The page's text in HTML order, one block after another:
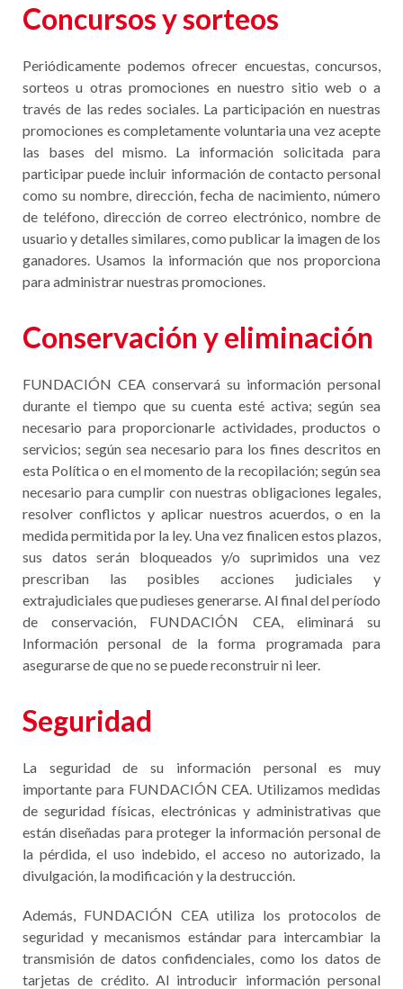
Concursos y sorteos
Periódicamente podemos ofrecer encuestas, concursos,
sorteos u otras promociones en nuestro sitio web o a
través de las redes sociales. La participación en nuestras
promociones es completamente voluntaria una vez acepte
las bases del mismo. La información solicitada para
participar puede incluir información de contacto personal
como su nombre, dirección, fecha de nacimiento, número
de teléfono, dirección de correo electrónico, nombre de
usuario y detalles similares, como publicar la imagen de los
ganadores. Usamos la información que nos proporciona
para administrar nuestras promociones.
Conservación y eliminación
FUNDACIÓN CEA conservará su información personal
durante el tiempo que su cuenta esté activa; según sea
necesario para proporcionarle actividades, productos o
servicios; según sea necesario para los fines descritos en
esta Política o en el momento de la recopilación; según sea
necesario para cumplir con nuestras obligaciones legales,
resolver conflictos y aplicar nuestros acuerdos, o en la
medida permitida por la ley. Una vez finalicen estos plazos,
sus datos serán bloqueados y/o suprimidos una vez
prescriban las posibles acciones judiciales y
extrajudiciales que pudieses generarse. Al final del período
de conservación, FUNDACIÓN CEA, eliminará su
Información personal de la forma programada para
asegurarse de que no se puede reconstruir ni leer.
Seguridad
La seguridad de su información personal es muy
importante para FUNDACIÓN CEA. Utilizamos medidas
de seguridad físicas, electrónicas y administrativas que
están diseñadas para proteger la información personal de
la pérdida, el uso indebido, el acceso no autorizado, la
divulgación, la modificación y la destrucción.
Además, FUNDACIÓN CEA utiliza los protocolos de
seguridad y mecanismos estándar para intercambiar la
transmisión de datos confidenciales, como los datos de
tarjetas de crédito. Al introducir información personal